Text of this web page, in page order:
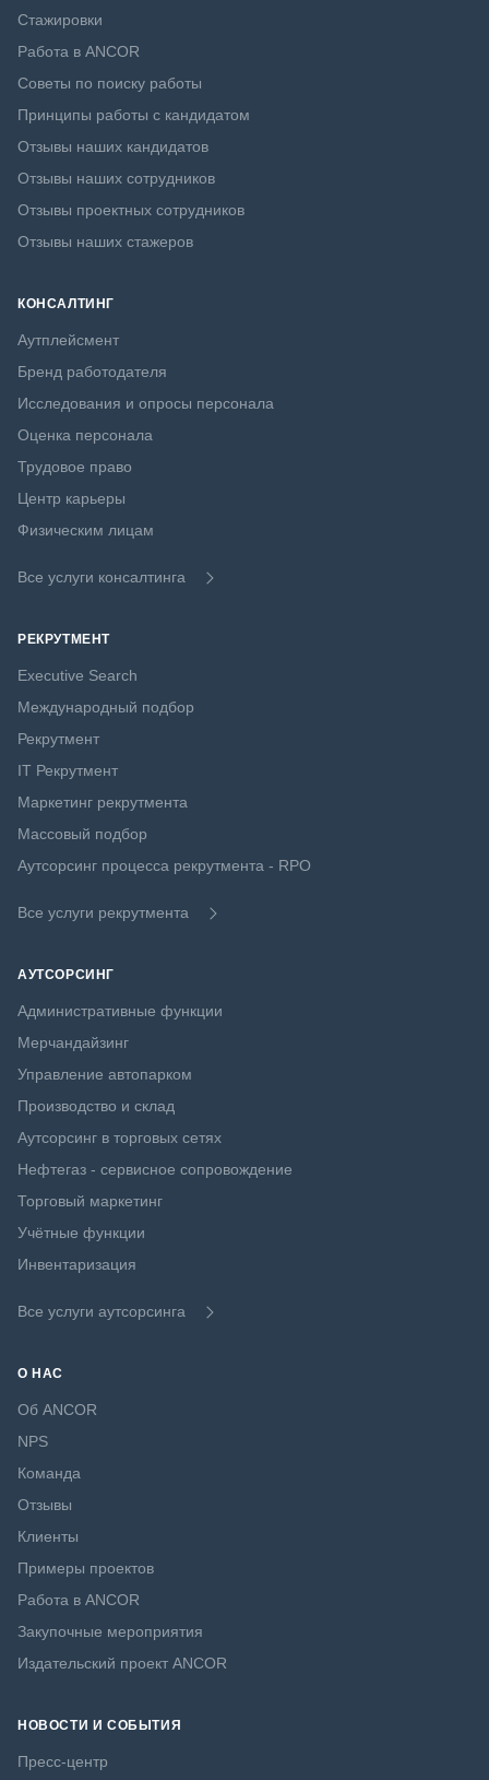
Стажировки
Работа в ANCOR
Советы по поиску работы
Принципы работы с кандидатом
Отзывы наших кандидатов
Отзывы наших сотрудников
Отзывы проектных сотрудников
Отзывы наших стажеров
КОНСАЛТИНГ
Аутплейсмент
Бренд работодателя
Исследования и опросы персонала
Оценка персонала
Трудовое право
Центр карьеры
Физическим лицам
Все услуги консалтинга
РЕКРУТМЕНТ
Executive Search
Международный подбор
Рекрутмент
IT Рекрутмент
Маркетинг рекрутмента
Массовый подбор
Аутсорсинг процесса рекрутмента - RPO
Все услуги рекрутмента
АУТСОРСИНГ
Административные функции
Мерчандайзинг
Управление автопарком
Производство и склад
Аутсорсинг в торговых сетях
Нефтегаз - сервисное сопровождение
Торговый маркетинг
Учётные функции
Инвентаризация
Все услуги аутсорсинга
О НАС
Об ANCOR
NPS
Команда
Отзывы
Клиенты
Примеры проектов
Работа в ANCOR
Закупочные мероприятия
Издательский проект ANCOR
НОВОСТИ И СОБЫТИЯ
Пресс-центр